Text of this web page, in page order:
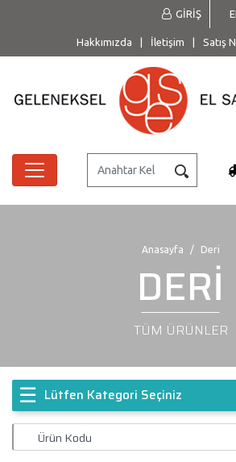
GİRİŞ
Hakkımızda İletişim Satış
Anasayfa Deri
DERİ
TÜM ÜRÜNLER
☰ Lütfen Kategori Seçiniz